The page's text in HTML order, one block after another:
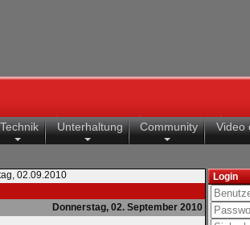
Technik Unterhaltung Community Video
02.09.2010
Donnerstag, 02. September 2010
Login